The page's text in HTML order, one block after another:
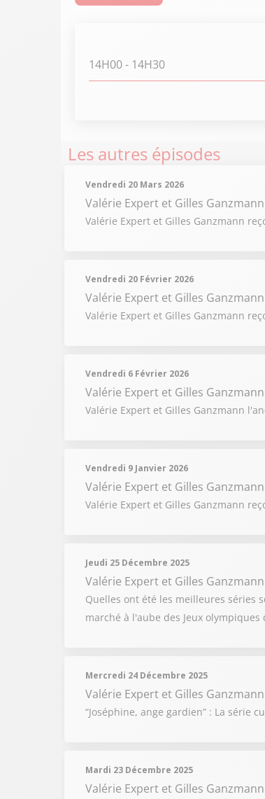
14H00- 14H30
Les autres épisodes
Vendredi 20 Mars 2026
Valérie Expert et Gilles Ganzmann
Valérie Expert et Gilles Ganzmann
Vendredi 20 Février 2026
Valérie Expert et Gilles Ganzmann
Valérie Expert et Gilles Ganzmann
Vendredi 6 Février 2026
Valérie Expert et Gilles Ganzmann
Valérie Expert et Gilles Ganzmann
Vendredi 9 Janvier 2026
Valérie Expert et Gilles Ganzmann
Valérie Expert et Gilles Ganzmann
Jeudi 25 Décembre 2025
Valérie Expert et Gilles Ganzmann
Quelles ont été les meilleures séries
marché à l'aube des Jeux
Mercredi 24 Décembre 2025
Valérie Expert et Gilles Ganzmann
“Joséphine, ange gardien” : La série
Mardi 23 Décembre 2025
Valérie Expert et Gilles Ganzmann